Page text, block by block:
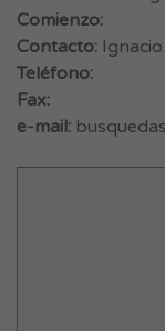
Comienzo:
Contacto: Ignacio
Teléfono:
Fax:
e-mail: